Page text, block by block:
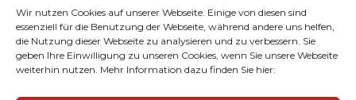
Wir nutzen Cookies auf unserer Webseite. Einige von diesen sind
essenziell für die Benutzung der Webseite, während andere uns helfen,
die Nutzung dieser Webseite zu analysieren und zu verbessern. Sie
geben Ihre Einwilligung zu unseren Cookies, wenn Sie unsere Webseite
weiterhin nutzen. Mehr Information dazu finden Sie hier:
Post
navigation
EINLADUNG – Down The
Boulevard Finissage am 31.
Mai 2023
Einladung Eröffnung
Summer In The City – Time
To Dance am 14.07.2023
VEREIN